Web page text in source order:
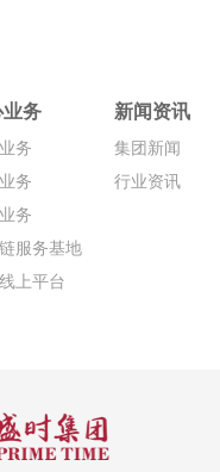
务
务
务
务
服务基地
上平台
新闻资讯
集团新闻
行业资讯